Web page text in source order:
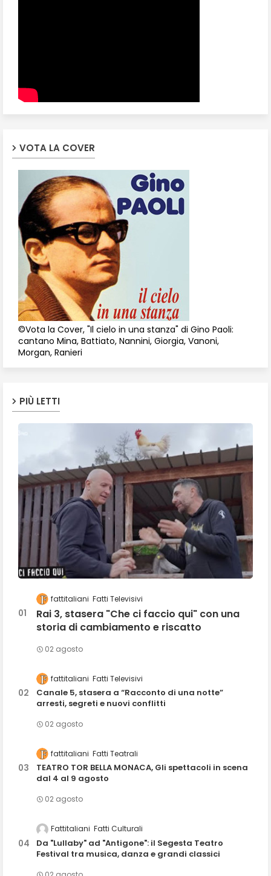
VOTA LA COVER
©Vota la Cover, "Il cielo in una stanza" di Gino Paoli:
cantano Mina, Battiato, Nannini, Giorgia, Vanoni,
Morgan, Ranieri
PIÙ LETTI
fattitaliani Fatti Televisivi
Rai 3, stasera "Che ci faccio qui" con una
storia di cambiamento e riscatto
02 agosto
fattitaliani Fatti Televisivi
Canale 5, stasera a “Racconto di una notte”
arresti, segreti e nuovi conflitti
02 agosto
fattitaliani Fatti Teatrali
TEATRO TOR BELLA MONACA, Gli spettacoli in scena
dal 4 al 9 agosto
02 agosto
Fattitaliani Fatti Culturali
Da "Lullaby" ad "Antigone": il Segesta Teatro
Festival tra musica, danza e grandi classici